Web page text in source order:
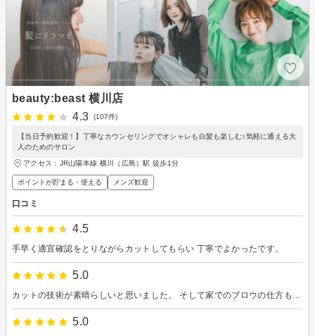
beauty:beast 横川店
4.3
(107件)
【当日予約歓迎！】丁寧なカウンセリングでオシャレも白髪も楽しむ♪気軽に通える大
人のためのサロン
アクセス：JR山陽本線 横川（広島）駅 徒歩1分
ポイントが貯まる・使える メンズ歓迎
口コミ
4.5
手早く適宜確認をとりながらカットしてもらい 丁寧でよかったです。
5.0
カットの技術が素晴らしいと思いました。 そして家でのブロウの仕方も教えてもらえて有難いです。初めてでドキドキでしたが、行って良かったです。ありがとうこざいました。
5.0